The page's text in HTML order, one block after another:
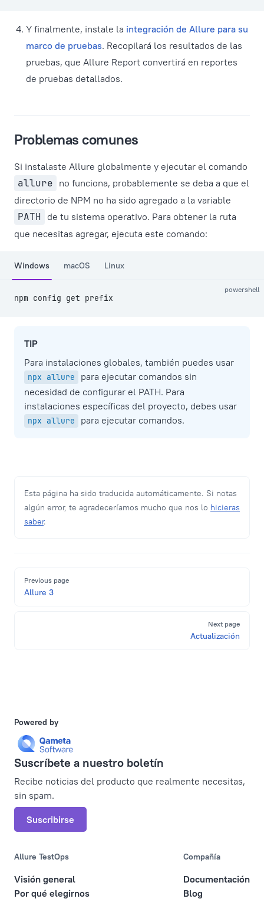
Y finalmente, instale la integración de Allure para su
marco de pruebas. Recopilará los resultados de las
pruebas, que Allure Report convertirá en reportes
de pruebas detallados.
Problemas comunes
Si instalaste Allure globalmente y ejecutar el comando
allure no funciona, probablemente se deba a que el
directorio de NPM no ha sido agregado a la variable
PATH
de tu sistema operativo. Para obtener la ruta
que necesitas agregar, ejecuta este comando:
Windows macOS Linux
powershell
npm config get prefix
TIP
Para instalaciones globales, también puedes usar
npx allure
para ejecutar comandos sin
necesidad de configurar el PATH. Para
instalaciones específicas del proyecto, debes usar
npx allure para ejecutar comandos.
Esta página ha sido traducida automáticamente. Si notas
algún error, te agradeceríamos mucho que nos lo hicieras
saber.
Previous page
Allure 3
Next page
Actualización
Powered by
Suscríbete a nuestro boletín
Recibe noticias del producto que realmente necesitas,
sin spam.
Suscribirse
Allure TestOps
Visión general
Por qué elegirnos
Compañía
Documentación
Blog